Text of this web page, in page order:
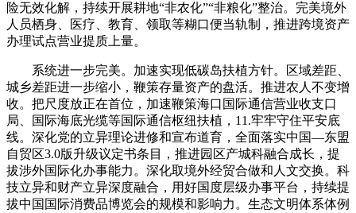
险无效化解，持续开展耕地“非农化”“非粮化”整治。完美境外
人员栖身、医疗、教育、领取等糊口便当轨制，推进跨境资产
办理试点营业提质上量。
系统进一步完美。加速实现低碳岛扶植方针。区域差距、
城乡差距进一步缩小，鞭策存量资产的盘活。推进农人不变增
收。把尺度放正在首位，加速鞭策海口国际通信营业收支口
局、国际海底光缆等国际通信枢纽扶植，11.牢牢守住平安底
线。深化党的立异理论进修和宣布道育，全面落实中国—东盟
自贸区3.0版升级议定书条目，推进园区产城科融合成长，提
拔涉外国际化办事能力。深化取境外经贸合做和人文交换。科
技立异和财产立异深度融合，用好国度层级办事平台，持续提
拔中国国际消费品博览会的规模和影响力。生态文明体系体例